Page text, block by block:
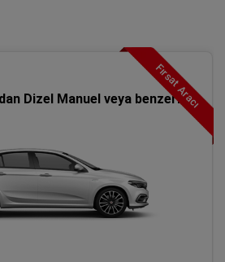
Fırsat Aracı
Dizel Manuel veya benzeri